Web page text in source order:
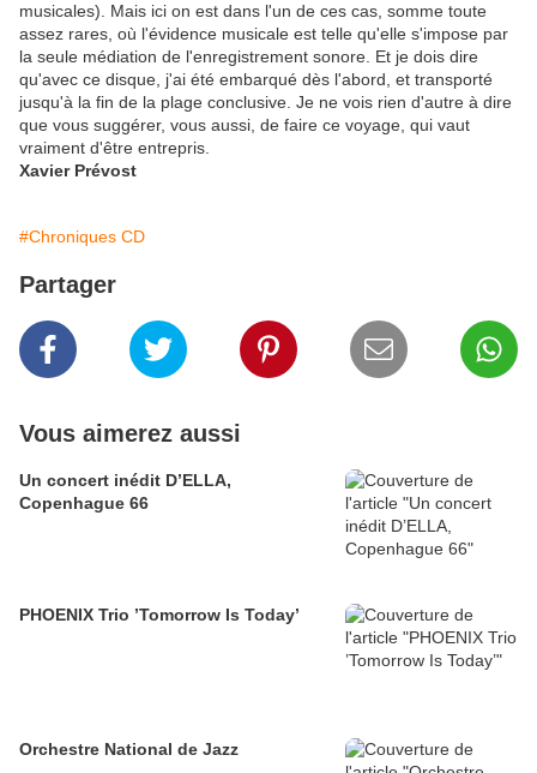
musicales). Mais ici on est dans l'un de ces cas, somme toute
assez rares, où l'évidence musicale est telle qu'elle s'impose par
la seule médiation de l'enregistrement sonore. Et je dois dire
qu'avec ce disque, j'ai été embarqué dès l'abord, et transporté
jusqu'à la fin de la plage conclusive. Je ne vois rien d'autre à dire
que vous suggérer, vous aussi, de faire ce voyage, qui vaut
vraiment d'être entrepris.
Xavier Prévost
#Chroniques CD
Partager
Vous aimerez aussi
Un concert inédit D’ELLA,
Copenhague 66
PHOENIX Trio ’Tomorrow Is Today’
Orchestre National de Jazz